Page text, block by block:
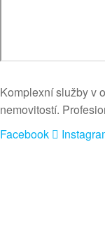
Komplexní služby v
nemovitostí.
Facebook